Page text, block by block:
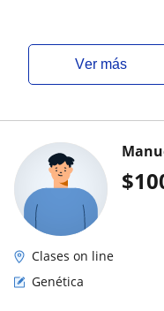
ver más
$
Clases on line
Genética